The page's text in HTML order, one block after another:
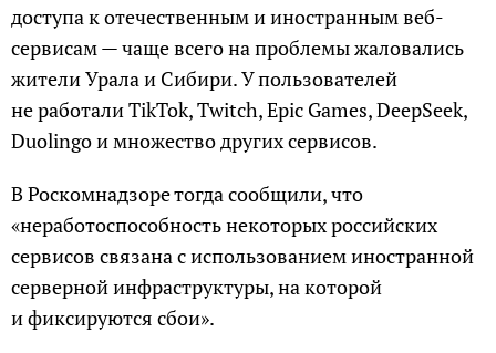
доступа к отечественным и иностранным веб-
сервисам — чаще всего на проблемы жаловались
жители Урала и Сибири. У пользователей
не работали TikTok, Twitch, Epic Games, DeepSeek,
Duolingo и множество других сервисов.
В Роскомнадзоре тогда сообщили, что
«неработоспособность некоторых российских
сервисов связана с использованием иностранной
серверной инфраструктуры, на которой
и фиксируются сбои».